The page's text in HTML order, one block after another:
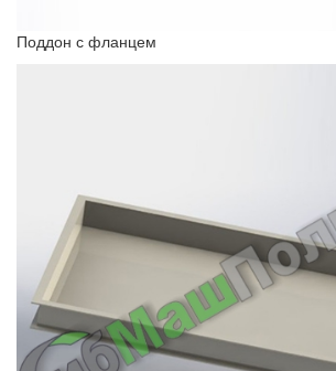
Поддон с фланцем